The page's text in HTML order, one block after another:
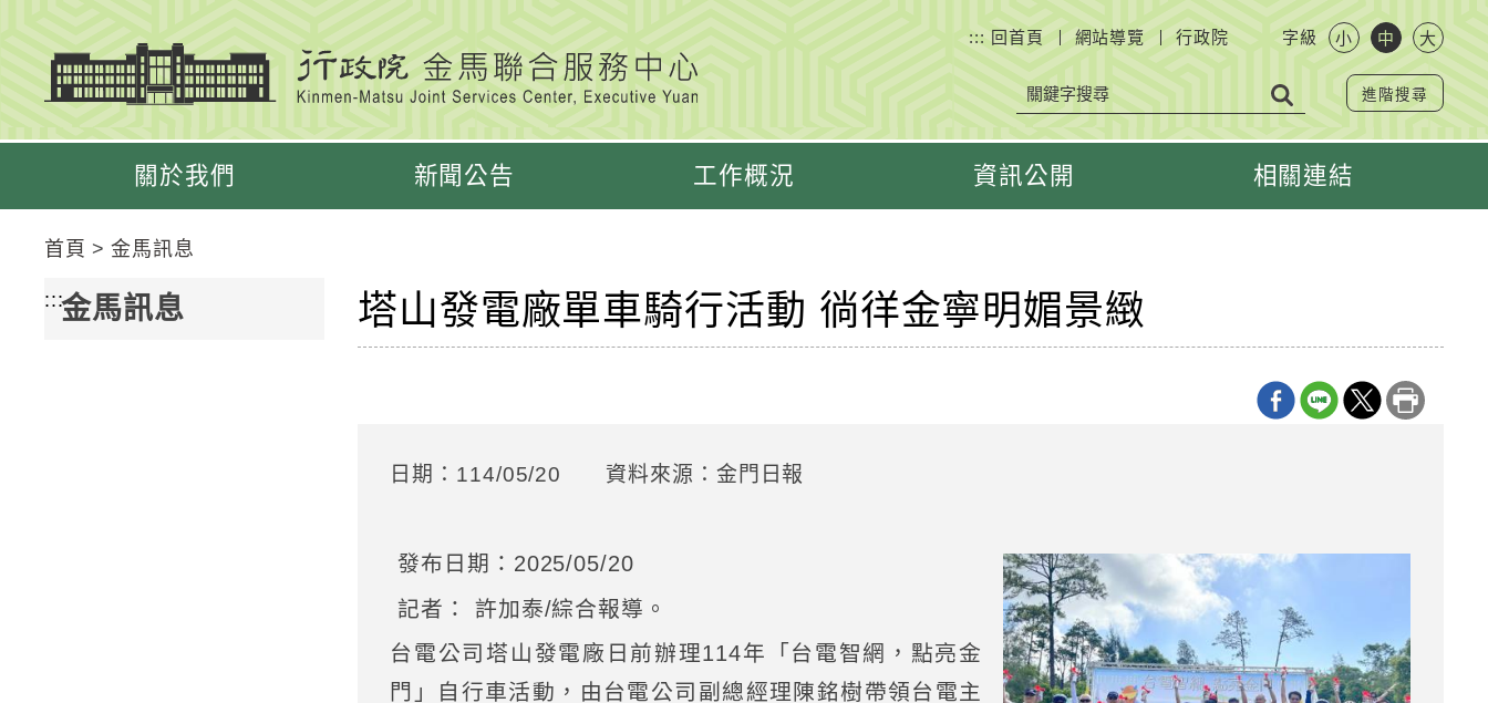
block
::: 回首頁 網站導覽 行政院 字級 小 中 大
進階搜尋
關於我們 新聞公告 工作概況 資訊公開 相關連結
首頁 金馬訊息
:::金馬訊息 塔山發電廠單車騎行活動 徜徉金寧明媚景緻
日期：114/05/20 資料來源：金門日報
發布日期：2025/05/20
記者： 許加泰/綜合報導。
台電公司塔山發電廠日前辦理114年「台電智網，點亮金
門」自行車活動，由台電公司副總經理陳銘樹帶領台電主